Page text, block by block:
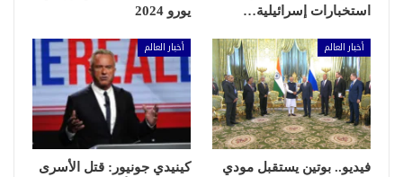
استخبارات إسرائيلية…
يورو 2024
أخبار العالم
فيديو.. بوتين يستقبل مودي
أخبار العالم
كينيدي جونيور: قتل الأسرى